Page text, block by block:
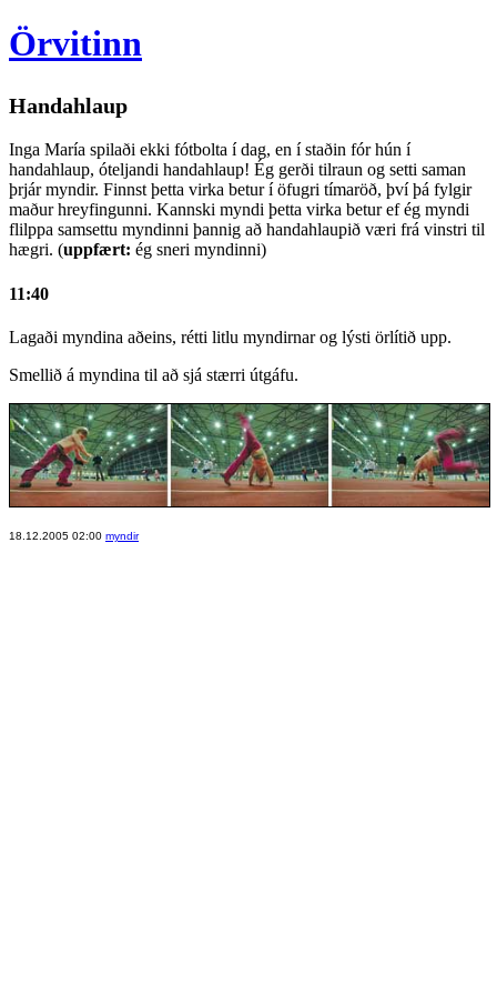
Örvitinn
Handahlaup
Inga María spilaði ekki fótbolta í dag, en í staðin fór hún í
handahlaup, óteljandi handahlaup! Ég gerði tilraun og setti saman
þrjár myndir. Finnst þetta virka betur í öfugri tímaröð, því þá fylgir
maður hreyfingunni. Kannski myndi þetta virka betur ef ég myndi
flilppa samsettu myndinni þannig að handahlaupið væri frá vinstri til
hægri. (uppfært: ég sneri myndinni)
11:40
Lagaði myndina aðeins, rétti litlu myndirnar og lýsti örlítið upp.
Smellið á myndina til að sjá stærri útgáfu.
18.12.2005 02:00 myndir